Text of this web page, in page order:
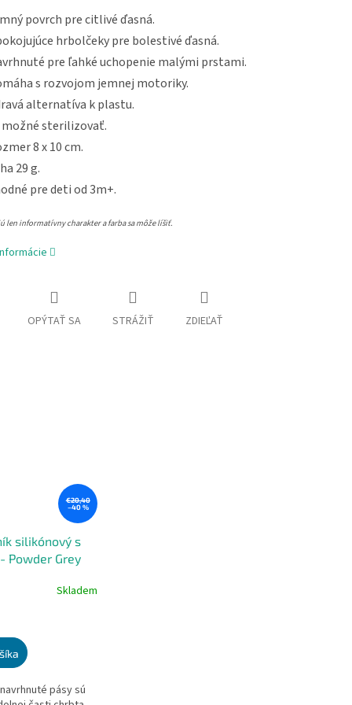
povrch pre citlivé ďasná.
hrbolčeky pre bolestivé ďasná.
pre ľahké uchopenie malými prstami.
s rozvojom jemnej motoriky.
alternatíva k plastu.
možné sterilizovať.
8 x 10 cm.
29 g.
pre deti od 3m+.
len informatívny charakter a farba sa môže líšiť.
OPÝTAŤ SA STRÁŽIŤ ZDIEĽAŤ
€20,40
–40 %
silikónový s
Powder Grey
Skladem
pásy sú